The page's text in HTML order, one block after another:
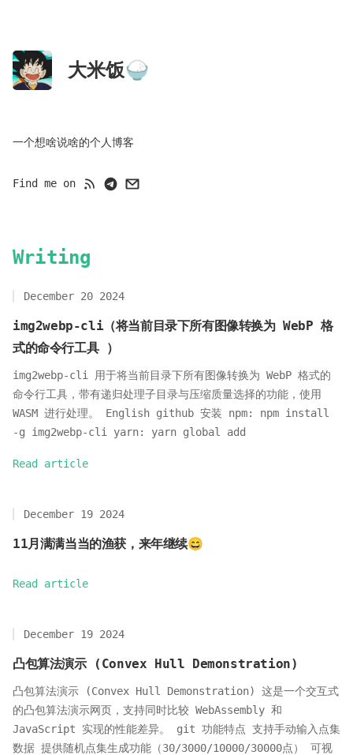
大米饭🍚
一个想啥说啥的个人博客
Find me on
Writing
img2webp-cli（将当前目录下所有图像转换为 WebP 格
式的命令行工具 ）
December 20 2024
img2webp-cli 用于将当前目录下所有图像转换为 WebP 格式的
命令行工具，带有递归处理子目录与压缩质量选择的功能，使用
WASM 进行处理。 English github 安装 npm: npm install
-g img2webp-cli yarn: yarn global add
Read article
11月满满当当的渔获，来年继续😄
December 19 2024
Read article
凸包算法演示 (Convex Hull Demonstration)
December 19 2024
凸包算法演示 (Convex Hull Demonstration) 这是一个交互式
的凸包算法演示网页，支持同时比较 WebAssembly 和
JavaScript 实现的性能差异。 git 功能特点 支持手动输入点集
数据 提供随机点集生成功能（30/3000/10000/30000点） 可视